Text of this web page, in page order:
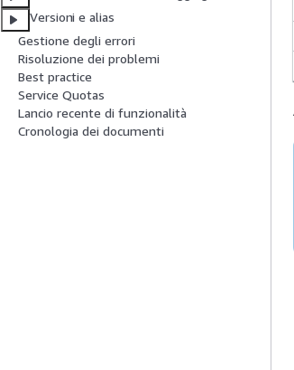
Versioni e alias
Gestione degli errori
Risoluzione dei problemi
Best practice
Service Quotas
Lancio recente di funzionalità
Cronologia dei documenti